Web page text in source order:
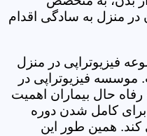
در منزل به سادگی اقدام
فیزیوتراپی در منزل
موسسه فیزیوتراپی در
رفاه حال بیماران اهمیت
برای کامل شدن دوره
کند. همین طور این